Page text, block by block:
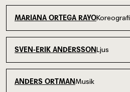
MARIANA ORTEGA RAYOKoreografi
SVEN-ERIK ANDERSSONLjus
ANDERS ORTMAN Musik